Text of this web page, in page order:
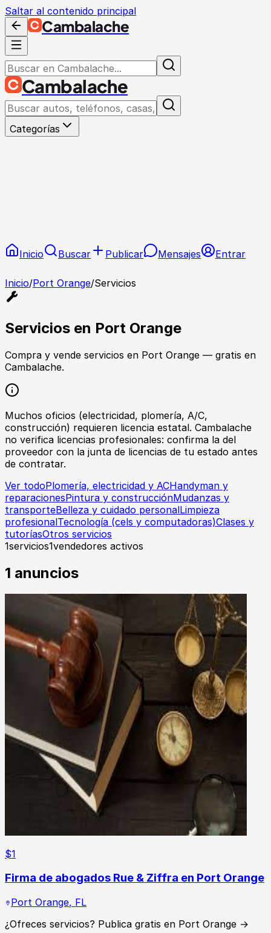
Saltar al contenido principal
Cambalache
Cambalache
Categorías
Inicio Buscar Publicar Mensajes Entrar
Inicio/Port Orange/Servicios
Servicios en Port Orange
Compra y vende servicios en Port Orange — gratis en
Cambalache.
Muchos oficios (electricidad, plomería, A/C,
construcción) requieren licencia estatal. Cambalache
no verifica licencias profesionales: confirma la del
proveedor con la junta de licencias de tu estado antes
de contratar.
Ver todoPlomería, electricidad y ACHandyman y
reparacionesPintura y construcciónMudanzas y
transporteBelleza y cuidado personalLimpieza
profesionalTecnología (cels y computadoras)Clases y
tutoríasOtros servicios
1servicios1vendedores activos
1 anuncios
$1
Firma de abogados Rue & Ziffra en Port Orange
Port Orange, FL
¿Ofreces servicios? Publica gratis en Port Orange →